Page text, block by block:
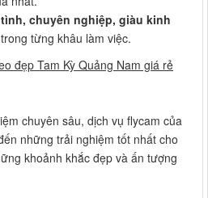
chuyên nghiệp, giàu kinh
trong từng khâu làm việc.
đẹp Tam Kỳ Quảng Nam giá rẻ
chuyên sâu, dịch vụ flycam của
những trải nghiệm tốt nhất cho
khoảnh khắc đẹp và ấn tượng